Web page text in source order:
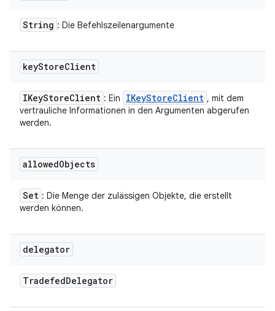
String : Die Befehlszeilenargumente
keyStoreClient
IKeyStoreClient : Ein IKeyStoreClient , mit dem
vertrauliche Informationen in den Argumenten abgerufen
werden.
allowedObjects
Set : Die Menge der zulässigen Objekte, die erstellt
werden können.
delegator
TradefedDelegator